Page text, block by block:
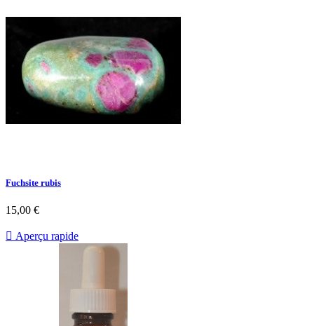
Fuchsite rubis
15,00 €
 Aperçu rapide